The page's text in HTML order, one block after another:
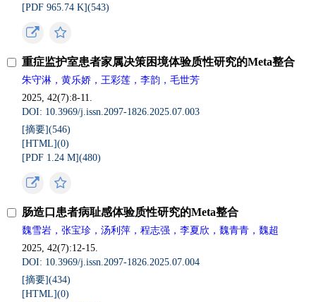
[PDF 965.74 K](543)
重症监护室患者家属决策困境体验质性研究的Meta整合
朱守淋，黄乐娇，王彩莲，李韵，毛世芳
2025, 42(7):8-11.
DOI: 10.3969/j.issn.2097-1826.2025.07.003
[摘要](546)
[HTML](0)
[PDF 1.24 M](480)
肠造口患者病耻感体验质性研究的Meta整合
魏雪岩，张宝珍，汤利萍，程志强，李夏欣，魏青青，魏超
2025, 42(7):12-15.
DOI: 10.3969/j.issn.2097-1826.2025.07.004
[摘要](434)
[HTML](0)